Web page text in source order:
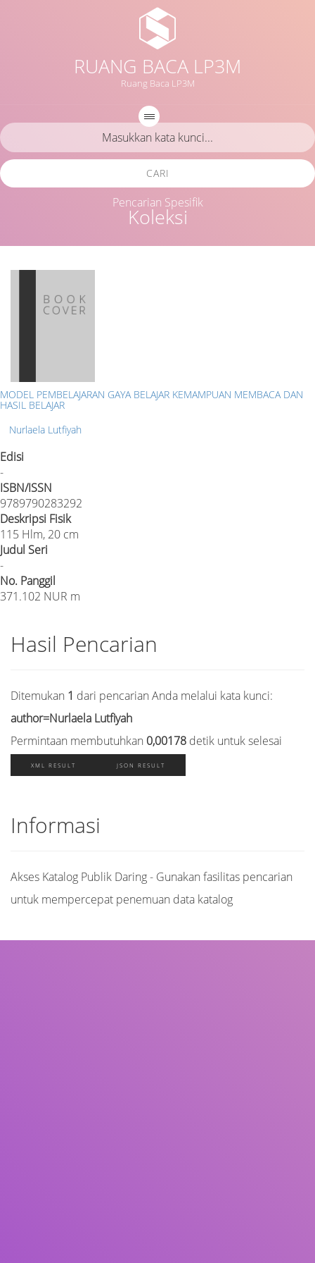
RUANG BACA LP3M
Ruang Baca LP3M
Koleksi
CARI
Pencarian Spesifik
MODEL PEMBELAJARAN GAYA BELAJAR KEMAMPUAN MEMBACA DAN
HASIL BELAJAR
Nurlaela Lutfiyah
Edisi
-
ISBN/ISSN
9789790283292
Deskripsi Fisik
115 Hlm, 20 cm
Judul Seri
-
No. Panggil
371.102 NUR m
Hasil Pencarian
Ditemukan 1 dari pencarian Anda melalui kata kunci:
author=Nurlaela Lutfiyah
Permintaan membutuhkan 0,00178 detik untuk selesai
XML RESULT JSON RESULT
Informasi
Akses Katalog Publik Daring - Gunakan fasilitas pencarian
untuk mempercepat penemuan data katalog